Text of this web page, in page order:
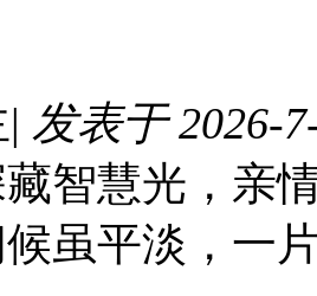
| 发表于 2026-
智慧光，亲
虽平淡，一